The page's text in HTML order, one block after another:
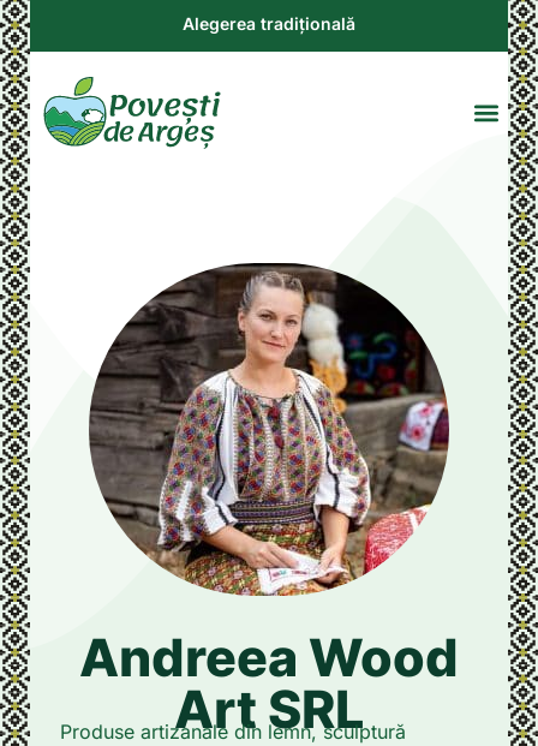
Alegerea tradițională
Andreea Wood
Art SRL
Produse artizanale din lemn, sculptură